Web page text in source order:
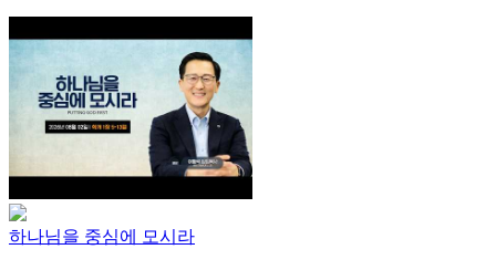
하나님을 중심에 모시라